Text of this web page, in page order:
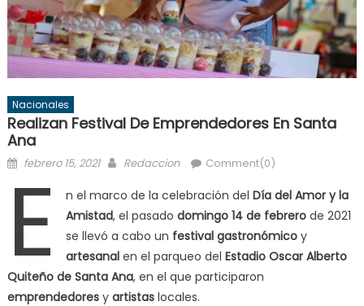
Nacionales
Realizan Festival De Emprendedores En Santa
Ana
Posted
febrero 15, 2021 Author
Redaccion Comment(0)
E n el marco de la celebración del Día del Amor y la
Amistad, el pasado domingo 14 de febrerode 2021
se llevó a cabo un festival gastronómicoy
artesanal en el parqueo del Estadio Oscar Alberto
Quiteño de Santa Ana, en el que participaron
emprendedores y artistas locales.